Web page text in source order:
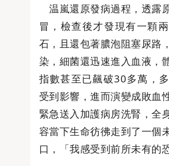
温嵐還原發病過程，透露
冒，檢查後才發現有一顆
石，且還包著膿泡阻塞尿路
染，細菌還迅速進入血液，
指數甚至已飆破30多萬，
受到影響，進而演變成敗血
緊急送入加護病房洗腎，全
容當下生命彷彿走到了一個
口，「我感受到前所未有的